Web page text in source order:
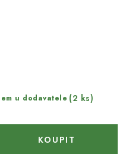
u dodavatele (2 ks)